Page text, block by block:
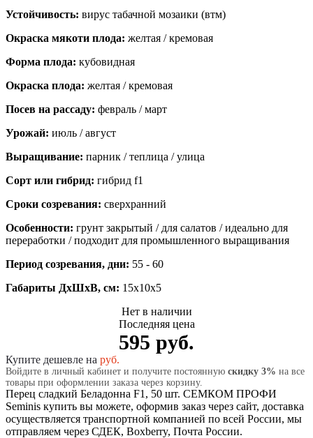
Устойчивость: вирус табачной мозаики (втм)
Окраска мякоти плода: желтая / кремовая
Форма плода: кубовидная
Окраска плода: желтая / кремовая
Посев на рассаду: февраль / март
Урожай: июль / август
Выращивание: парник / теплица / улица
Сорт или гибрид: гибрид f1
Сроки созревания: сверхранний
Особенности: грунт закрытый / для салатов / идеально для
переработки / подходит для промышленного выращивания
Период созревания, дни: 55 - 60
Габариты ДхШхВ, см: 15x10x5
Нет в наличии
Последняя цена
595 руб.
Купите дешевле на руб.
Войдите в личный кабинет и получите постоянную скидку 3% на все
товары при оформлении заказа через корзину.
Перец сладкий Беладонна F1, 50 шт. СЕМКОМ ПРОФИ
Seminis купить вы можете, оформив заказ через сайт, доставка
осуществляется транспортной компанией по всей России, мы
отправляем через СДЕК, Boxberry, Почта России.